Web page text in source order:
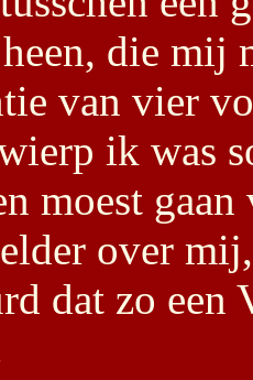
die mij
van vier
ik was
moest
over
dat zo een